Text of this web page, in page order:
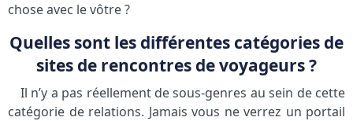
chose avec le vôtre ?
Quelles sont les différentes catégories de
sites de rencontres de voyageurs ?
Il n’y a pas réellement de sous-genres au sein de cette
catégorie de relations. Jamais vous ne verrez un portail